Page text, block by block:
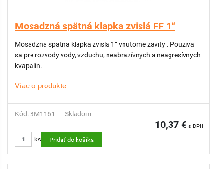
Mosadzná spätná klapka zvislá FF 1“
Mosadzná spätná klapka zvislá 1“ vnútorné závity . Používa
sa pre rozvody vody, vzduchu, neabrazívnych a neagresívnych
kvapalín.
Viac o produkte
Kód: 3M1161 Skladom
10,37 € s DPH
ks Pridať do košíka